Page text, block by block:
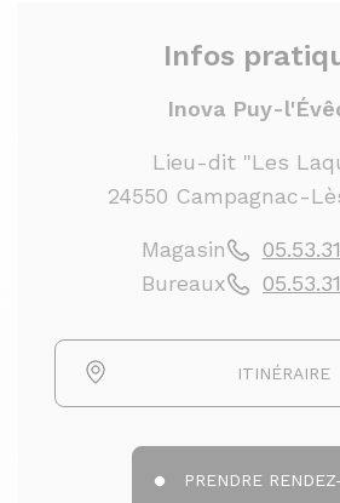
Infos
Inova Puy-
Lieu-dit "Les
24550 Campagnac-
Magasin
Bureaux
ITINÉRAIRE
PRENDRE